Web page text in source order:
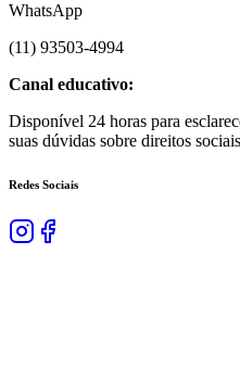
WhatsApp
(11) 93503-4994
Canal educativo:
Disponível 24 horas para
suas dúvidas sobre direitos sociais
Redes Sociais